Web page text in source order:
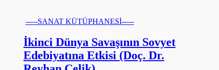
-----SANAT KÜTÜPHANESİ-----
İkinci Dünya Savaşının Sovyet
Edebiyatına Etkisi (Doç. Dr.